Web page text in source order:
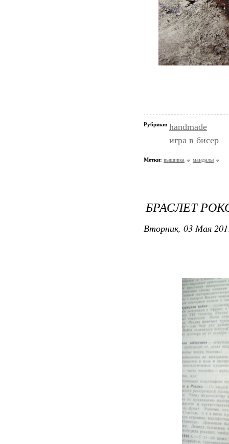
Рубрики: handmade
игра в бисер
Метки: вышивка мандалы
БРАСЛЕТ
Вторник, 03 Мая